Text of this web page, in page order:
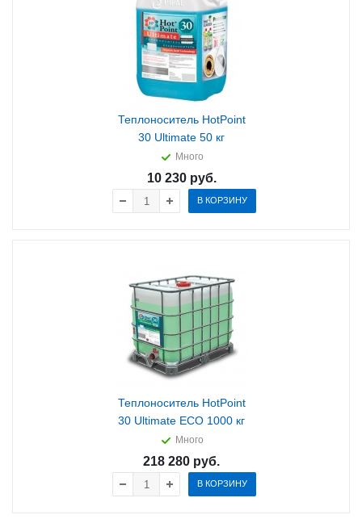
Теплоноситель HotPoint
30 Ultimate 50 кг
Много
10 230руб.
В КОРЗИНУ
Теплоноситель HotPoint
30 Ultimate ECO 1000 кг
Много
218 280 руб.
В КОРЗИНУ